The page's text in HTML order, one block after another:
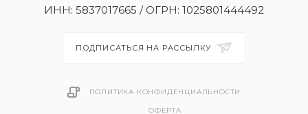
ИНН: 5837017665 / ОГРН: 1025801444492
ПОДПИСАТЬСЯ НА РАССЫЛКУ
ПОЛИТИКА КОНФИДЕНЦИАЛЬНОСТИ
ОФЕРТА